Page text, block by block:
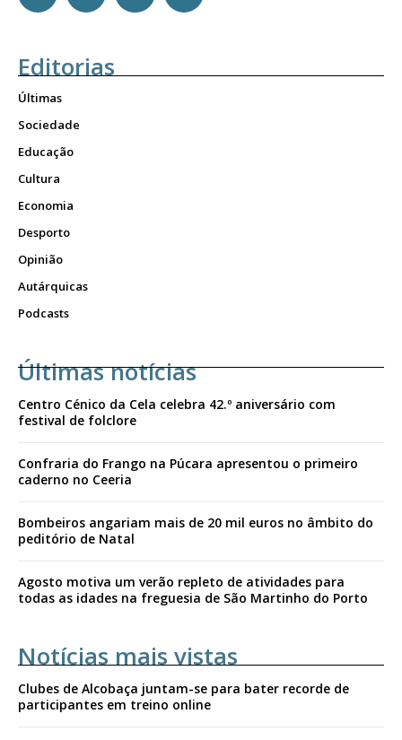
Editorias
Últimas
Sociedade
Educação
Cultura
Economia
Desporto
Opinião
Autárquicas
Podcasts
Últimas notícias
Centro Cénico da Cela celebra 42.º aniversário com
festival de folclore
Confraria do Frango na Púcara apresentou o primeiro
caderno no Ceeria
Bombeiros angariam mais de 20 mil euros no âmbito do
peditório de Natal
Agosto motiva um verão repleto de atividades para
todas as idades na freguesia de São Martinho do Porto
Notícias mais vistas
Clubes de Alcobaça juntam-se para bater recorde de
participantes em treino online